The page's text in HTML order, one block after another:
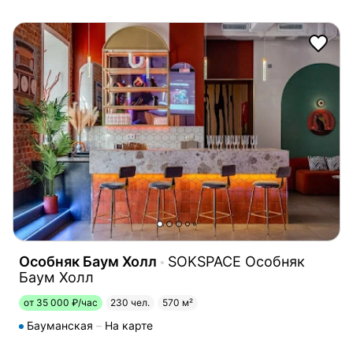
Особняк Баум Холл
SOKSPACE Особняк
Баум Холл
от 35 000 ₽/час 230 чел. 570 м²
Бауманская На карте